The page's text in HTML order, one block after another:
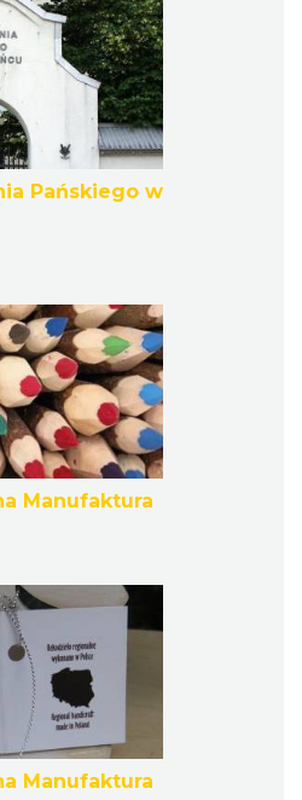
Pańskiego w
Manufaktura
Manufaktura